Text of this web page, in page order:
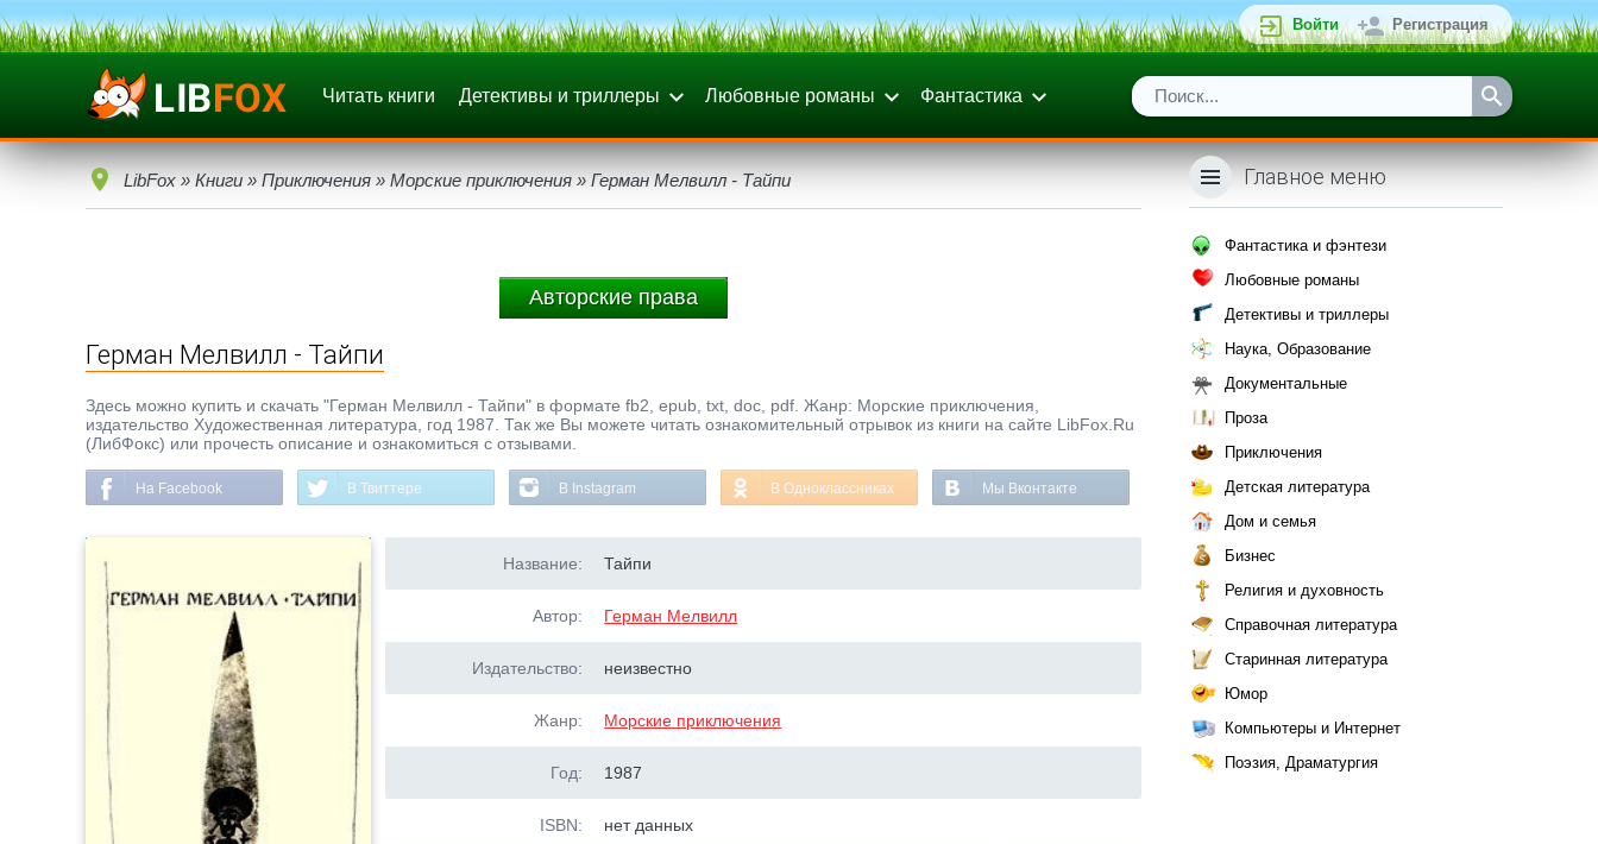
Войти Регистрация
Читать книги Детективы и триллеры Любовные романы Фантастика
LibFox » Книги » Приключения » Морские приключения » Герман Мелвилл - Тайпи
Авторские права
Герман Мелвилл - Тайпи
Здесь можно купить и скачать "Герман Мелвилл - Тайпи" в формате fb2, epub, txt, doc, pdf. Жанр: Морские приключения,
издательство Художественная литература, год 1987. Так же Вы можете читать ознакомительный отрывок из книги на сайте LibFox.Ru
(ЛибФокс) или прочесть описание и ознакомиться с отзывами.
На Facebook В Твиттере В Instagram В Одноклассниках Мы Вконтакте
Название: Тайпи
Автор: Герман Мелвилл
Издательство: неизвестно
Жанр: Морские приключения
Год: 1987
ISBN: нет данных
Главное меню
Фантастика и фэнтези
Любовные романы
Детективы и триллеры
Наука, Образование
Документальные
Проза
Приключения
Детская литература
Дом и семья
Бизнес
Религия и духовность
Справочная литература
Старинная литература
Юмор
Компьютеры и Интернет
Поэзия, Драматургия